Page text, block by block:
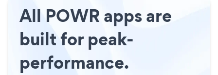
All POWR apps are
built for peak-
performance.